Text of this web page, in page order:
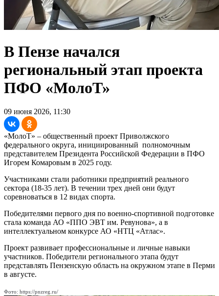
В Пензе начался
региональный этап проекта
ПФО «МолоТ»
09 июня 2026, 11:30
«МолоТ» – общественный проект Приволжского
федерального округа, инициированный полномочным
представителем Президента Российской Федерации в ПФО
Игорем Комаровым в 2025 году.
Участниками стали работники предприятий реального
сектора (18-35 лет). В течении трех дней они будут
соревноваться в 12 видах спорта.
Победителями первого дня по военно-спортивной подготовке
стала команда АО «ППО ЭВТ им. Ревунова», а в
интеллектуальном конкурсе АО «НТЦ «Атлас».
Проект развивает профессиональные и личные навыки
участников. Победители регионального этапа будут
представлять Пензенскую область на окружном этапе в Перми
в августе.
Фото: https://pnzreg.ru/